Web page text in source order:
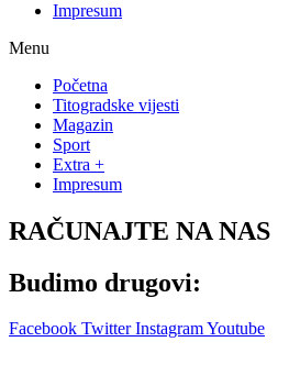
Impresum
Menu
Početna
Titogradske vijesti
Magazin
Sport
Extra +
Impresum
RAČUNAJTE NA NAS
Budimo drugovi:
Facebook Twitter InstagramYoutube